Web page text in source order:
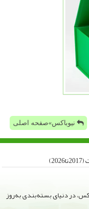
نیوباکس»صفحه اصلی
در دنیای بسته‌بندی به‌روز